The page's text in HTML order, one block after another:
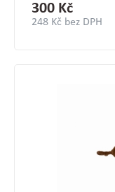
300 Kč
248 Kč bez DPH